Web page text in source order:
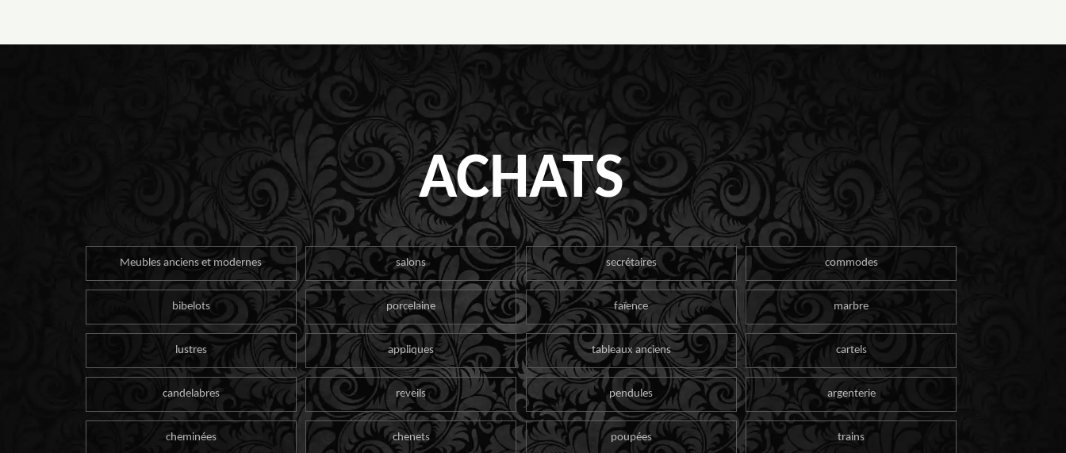
ACHATS
Meubles anciens et modernes salons secrétaires commodes
bibelots porcelaine faïence marbre
lustres appliques tableaux anciens cartels
candelabres reveils pendules argenterie
cheminées chenets poupées trains